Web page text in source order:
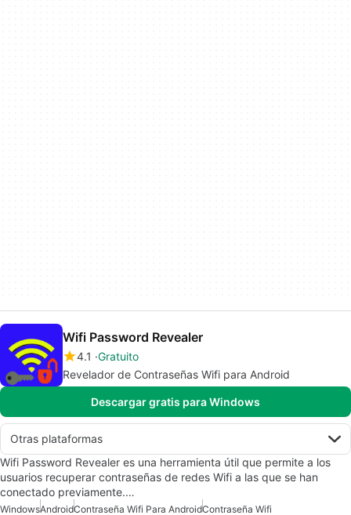
Wifi Password Revealer
4.1 Gratuito
Revelador de Contraseñas Wifi para Android
Descargar gratis para Windows
Otras plataformas
Wifi Password Revealer es una herramienta útil que permite a los
usuarios recuperar contraseñas de redes Wifi a las que se han
conectado previamente.…
WindowsAndroidContraseña Wifi Para AndroidContraseña Wifi